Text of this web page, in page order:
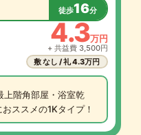
徒歩16分
4.3万円
+ 共益費 3,500円
敷 なし / 礼 4.3万円
上階角部屋・浴室乾
ススメの1Kタイプ！